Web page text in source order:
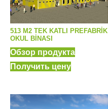
513 M2 TEK KATLI PREFABRİK
OKUL BİNASI
Обзор продукта
Получить цену